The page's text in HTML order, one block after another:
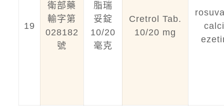
19
衛部藥
輸字第
028182
號
脂瑞
妥錠
10/20
毫克
Cretrol Tab.
10/20 mg